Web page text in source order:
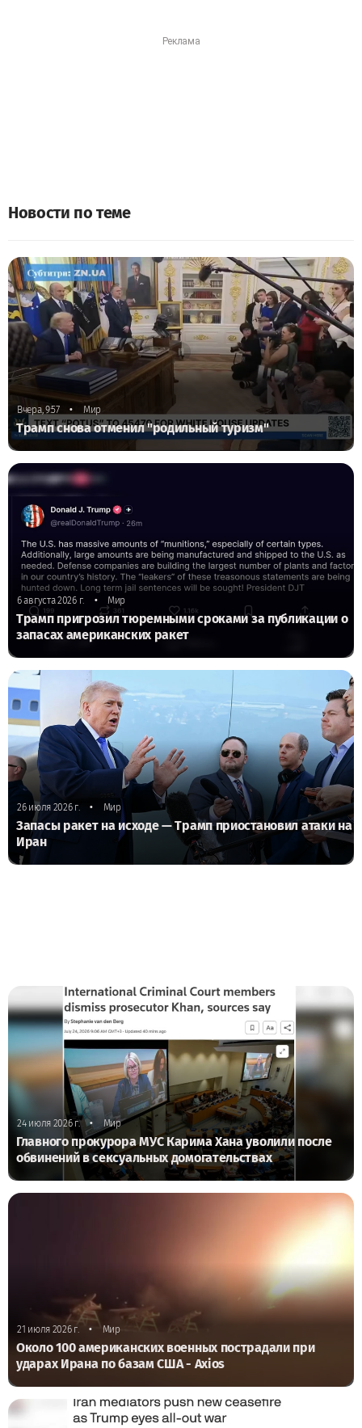
Новости по теме
Вчера, 9:57 • Мир
Трамп снова отменил "родильный туризм"
6 августа 2026 г. • Мир
Трамп пригрозил тюремными сроками за публикации о
запасах американских ракет
26 июля 2026 г. • Мир
Запасы ракет на исходе — Трамп приостановил атаки на
Иран
24 июля 2026 г. • Мир
Главного прокурора МУС Карима Хана уволили после
обвинений в сексуальных домогательствах
21 июля 2026 г. • Мир
Около 100 американских военных пострадали при
ударах Ирана по базам США - Axios